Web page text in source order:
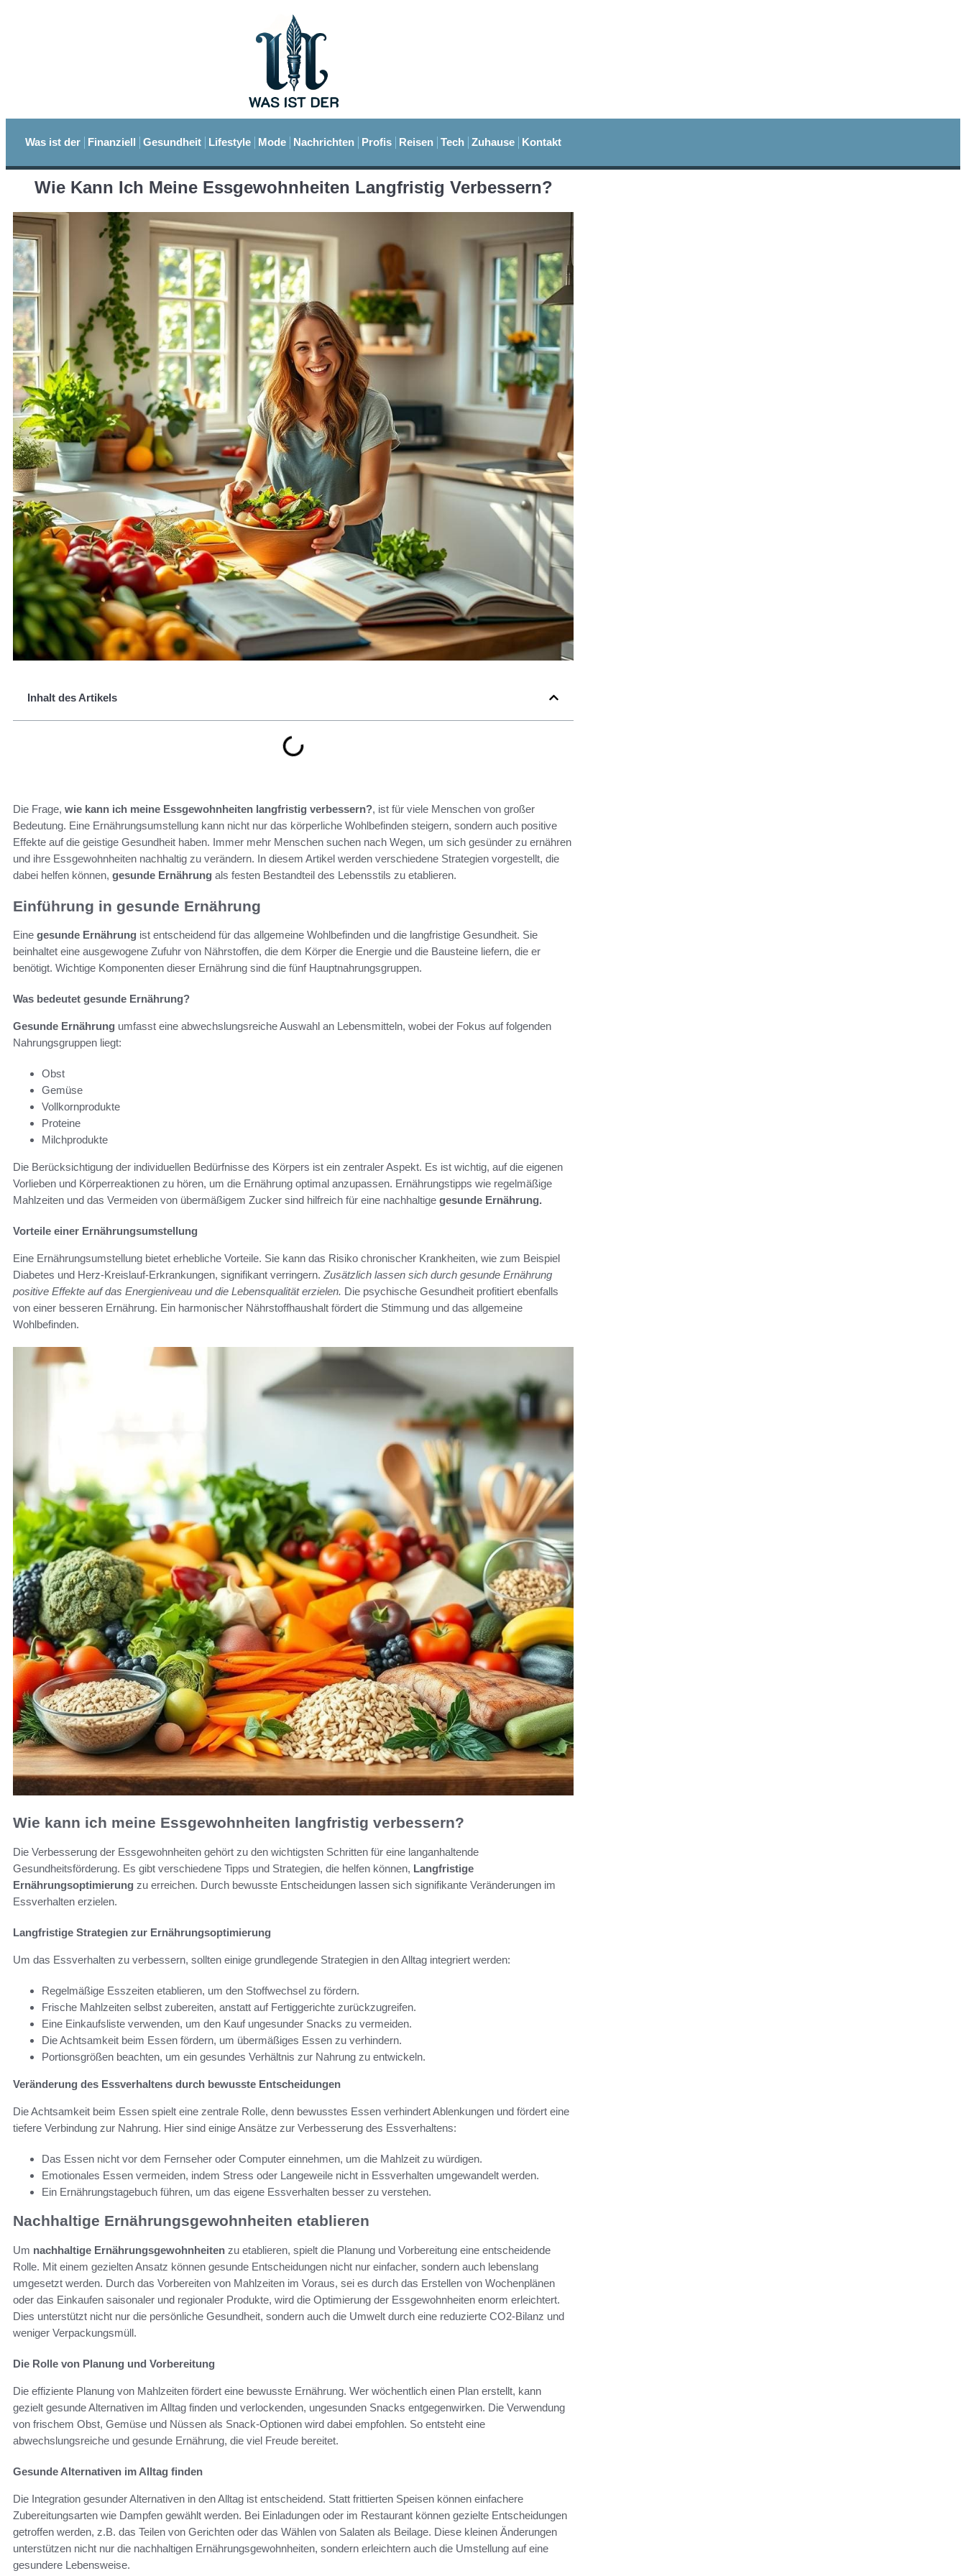
Was ist der Finanziell Gesundheit Lifestyle Mode Nachrichten Profis Reisen Tech Zuhause Kontakt
Wie Kann Ich Meine Essgewohnheiten Langfristig Verbessern?
Inhalt des Artikels
Die Frage, wie kann ich meine Essgewohnheiten langfristig verbessern?, ist für viele Menschen von großer
Bedeutung. Eine Ernährungsumstellung kann nicht nur das körperliche Wohlbefinden steigern, sondern auch positive
Effekte auf die geistige Gesundheit haben. Immer mehr Menschen suchen nach Wegen, um sich gesünder zu ernähren
und ihre Essgewohnheiten nachhaltig zu verändern. In diesem Artikel werden verschiedene Strategien vorgestellt, die
dabei helfen können, gesunde Ernährung als festen Bestandteil des Lebensstils zu etablieren.
Einführung in gesunde Ernährung
Eine gesunde Ernährung ist entscheidend für das allgemeine Wohlbefinden und die langfristige Gesundheit. Sie
beinhaltet eine ausgewogene Zufuhr von Nährstoffen, die dem Körper die Energie und die Bausteine liefern, die er
benötigt. Wichtige Komponenten dieser Ernährung sind die fünf Hauptnahrungsgruppen.
Was bedeutet gesunde Ernährung?
Gesunde Ernährung umfasst eine abwechslungsreiche Auswahl an Lebensmitteln, wobei der Fokus auf folgenden
Nahrungsgruppen liegt:
Obst
Gemüse
Vollkornprodukte
Proteine
Milchprodukte
Die Berücksichtigung der individuellen Bedürfnisse des Körpers ist ein zentraler Aspekt. Es ist wichtig, auf die eigenen
Vorlieben und Körperreaktionen zu hören, um die Ernährung optimal anzupassen. Ernährungstipps wie regelmäßige
Mahlzeiten und das Vermeiden von übermäßigem Zucker sind hilfreich für eine nachhaltige gesunde Ernährung.
Vorteile einer Ernährungsumstellung
Eine Ernährungsumstellung bietet erhebliche Vorteile. Sie kann das Risiko chronischer Krankheiten, wie zum Beispiel
Diabetes und Herz-Kreislauf-Erkrankungen, signifikant verringern.Zusätzlich lassen sich durch gesunde Ernährung
positive Effekte auf das Energieniveau und die Lebensqualität erzielen. Die psychische Gesundheit profitiert ebenfalls
von einer besseren Ernährung. Ein harmonischer Nährstoffhaushalt fördert die Stimmung und das allgemeine
Wohlbefinden.
Wie kann ich meine Essgewohnheiten langfristig verbessern?
Die Verbesserung der Essgewohnheiten gehört zu den wichtigsten Schritten für eine langanhaltende
Gesundheitsförderung. Es gibt verschiedene Tipps und Strategien, die helfen können, Langfristige
Ernährungsoptimierung zu erreichen. Durch bewusste Entscheidungen lassen sich signifikante Veränderungen im
Essverhalten erzielen.
Langfristige Strategien zur Ernährungsoptimierung
Um das Essverhalten zu verbessern, sollten einige grundlegende Strategien in den Alltag integriert werden:
Regelmäßige Esszeiten etablieren, um den Stoffwechsel zu fördern.
Frische Mahlzeiten selbst zubereiten, anstatt auf Fertiggerichte zurückzugreifen.
Eine Einkaufsliste verwenden, um den Kauf ungesunder Snacks zu vermeiden.
Die Achtsamkeit beim Essen fördern, um übermäßiges Essen zu verhindern.
Portionsgrößen beachten, um ein gesundes Verhältnis zur Nahrung zu entwickeln.
Veränderung des Essverhaltens durch bewusste Entscheidungen
Die Achtsamkeit beim Essen spielt eine zentrale Rolle, denn bewusstes Essen verhindert Ablenkungen und fördert eine
tiefere Verbindung zur Nahrung. Hier sind einige Ansätze zur Verbesserung des Essverhaltens:
Das Essen nicht vor dem Fernseher oder Computer einnehmen, um die Mahlzeit zu würdigen.
Emotionales Essen vermeiden, indem Stress oder Langeweile nicht in Essverhalten umgewandelt werden.
Ein Ernährungstagebuch führen, um das eigene Essverhalten besser zu verstehen.
Nachhaltige Ernährungsgewohnheiten etablieren
Um nachhaltige Ernährungsgewohnheiten zu etablieren, spielt die Planung und Vorbereitung eine entscheidende
Rolle. Mit einem gezielten Ansatz können gesunde Entscheidungen nicht nur einfacher, sondern auch lebenslang
umgesetzt werden. Durch das Vorbereiten von Mahlzeiten im Voraus, sei es durch das Erstellen von Wochenplänen
oder das Einkaufen saisonaler und regionaler Produkte, wird die Optimierung der Essgewohnheiten enorm erleichtert.
Dies unterstützt nicht nur die persönliche Gesundheit, sondern auch die Umwelt durch eine reduzierte CO2-Bilanz und
weniger Verpackungsmüll.
Die Rolle von Planung und Vorbereitung
Die effiziente Planung von Mahlzeiten fördert eine bewusste Ernährung. Wer wöchentlich einen Plan erstellt, kann
gezielt gesunde Alternativen im Alltag finden und verlockenden, ungesunden Snacks entgegenwirken. Die Verwendung
von frischem Obst, Gemüse und Nüssen als Snack-Optionen wird dabei empfohlen. So entsteht eine
abwechslungsreiche und gesunde Ernährung, die viel Freude bereitet.
Gesunde Alternativen im Alltag finden
Die Integration gesunder Alternativen in den Alltag ist entscheidend. Statt frittierten Speisen können einfachere
Zubereitungsarten wie Dampfen gewählt werden. Bei Einladungen oder im Restaurant können gezielte Entscheidungen
getroffen werden, z.B. das Teilen von Gerichten oder das Wählen von Salaten als Beilage. Diese kleinen Änderungen
unterstützen nicht nur die nachhaltigen Ernährungsgewohnheiten, sondern erleichtern auch die Umstellung auf eine
gesundere Lebensweise.